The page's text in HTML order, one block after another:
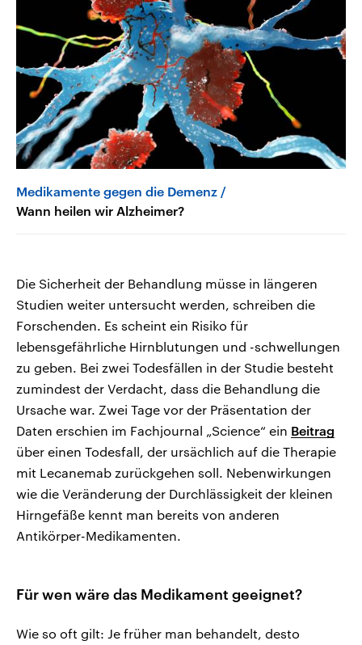
Medikamente gegen die Demenz
Wann heilen wir Alzheimer?
Die Sicherheit der Behandlung müsse in längeren
Studien weiter untersucht werden, schreiben die
Forschenden. Es scheint ein Risiko für
lebensgefährliche Hirnblutungen und -schwellungen
zu geben. Bei zwei Todesfällen in der Studie besteht
zumindest der Verdacht, dass die Behandlung die
Ursache war. Zwei Tage vor der Präsentation der
Daten erschien im Fachjournal „Science“ ein Beitrag
über einen Todesfall, der ursächlich auf die Therapie
mit Lecanemab zurückgehen soll. Nebenwirkungen
wie die Veränderung der Durchlässigkeit der kleinen
Hirngefäße kennt man bereits von anderen
Antikörper-Medikamenten.
Für wen wäre das Medikament geeignet?
Wie so oft gilt: Je früher man behandelt, desto